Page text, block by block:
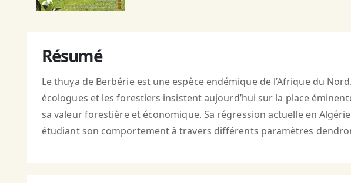
Résumé
Le thuya de Berbérie est une espèce endémique de l’Afrique du
écologues et les forestiers insistent aujourd’hui sur la place
sa valeur forestière et économique. Sa régression actuelle en
étudiant son comportement à travers différents paramètres